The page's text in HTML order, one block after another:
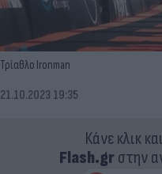
Τρίαθλο Ironman
21.10.2023 19:35
Κάνε κλικ
Flash.grστην